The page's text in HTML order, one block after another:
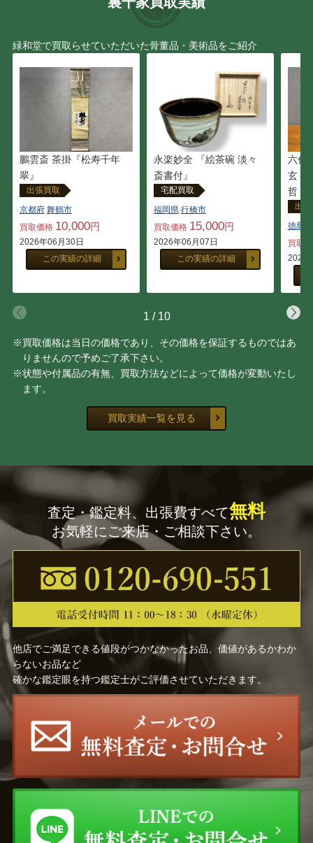
緑和堂で買取らせていただいた骨董品・美術品をご紹介
鵬雲斎 茶掛『松寿千年
翠』
出張買取
京都府 舞鶴市
買取価格 10,000円
2026年06月30日
この実績の詳細
永楽妙全 『絵茶碗 淡々
斎書付』
宅配買取
福岡県 行橋市
買取価格 15,000円
2026年06月07日
この実績の詳細
六代
玄々
哲・
出
徳島県
買取
2026
1 / 10
※買取価格は当日の価格であり、その価格を保証するものではあ
りませんので予めご了承下さい。
※状態や付属品の有無、買取方法などによって価格が変動いたし
ます。
買取実績一覧を見る
査定・鑑定料、出張費すべて無料
お気軽にご来店・ご相談下さい。
他店でご満足できる値段がつかなかったお品、価値があるかわか
らないお品など
確かな鑑定眼を持つ鑑定士がご評価させていただきます。